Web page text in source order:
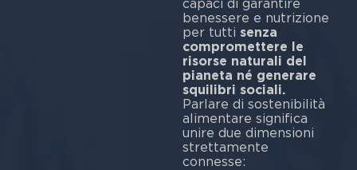
capaci di garantire
benessere e nutrizione
per tutti senza
compromettere le
risorse naturali del
pianeta né generare
squilibri sociali.
Parlare di sostenibilità
alimentare significa
unire due dimensioni
strettamente